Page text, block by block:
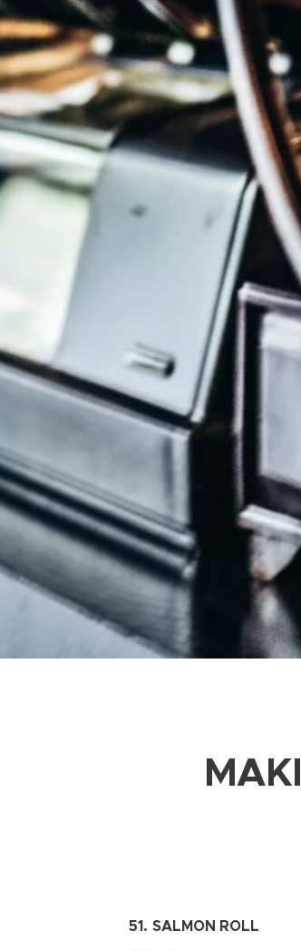
MAKI
51. SALMON ROLL